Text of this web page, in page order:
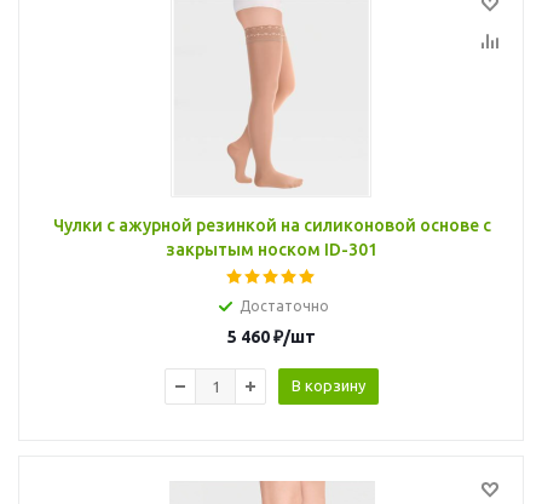
Чулки с ажурной резинкой на силиконовой основе с
закрытым носком ID-301
Достаточно
5 460₽/шт
В корзину